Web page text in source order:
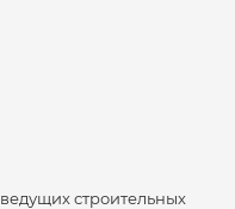
ведущих строительных